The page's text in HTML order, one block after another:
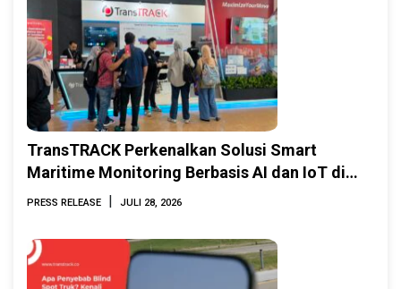
TransTRACK Perkenalkan Solusi Smart
Maritime Monitoring Berbasis AI dan IoT di
INAMARINE 2026
PRESS RELEASE | JULI 28, 2026